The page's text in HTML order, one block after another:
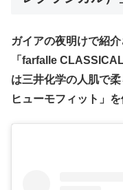
ガイアの夜明けで紹
「farfalle
は三井化学の人肌で
ヒューモフィット」